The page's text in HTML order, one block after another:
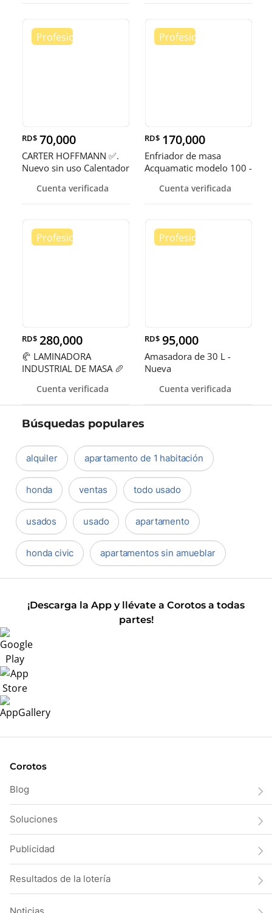
RD$ 70,000
CARTER HOFFMANN ✅.
Nuevo sin uso Calentador
Cuenta verificada
RD$ 170,000
Enfriador de masa
Acquamatic modelo 100 -
Cuenta verificada
RD$ 280,000
🥐 LAMINADORA
INDUSTRIAL DE MASA 🥖
Cuenta verificada
RD$ 95,000
Amasadora de 30 L -
Nueva
Cuenta verificada
Búsquedas populares
alquiler apartamento de 1 habitación
honda ventas todo usado
usados usado apartamento
honda civic apartamentos sin amueblar
¡Descarga la App y llévate a Corotos a todas
partes!
Corotos
Blog
Soluciones
Publicidad
Resultados de la lotería